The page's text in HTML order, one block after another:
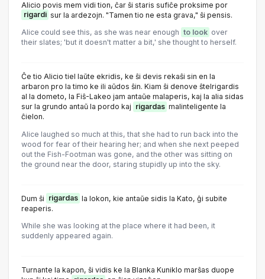
Alicio povis mem vidi tion, ĉar ŝi staris sufiĉe proksime por
rigardi sur la ardezojn. "Tamen tio ne esta grava," ŝi pensis.
Alice could see this, as she was near enough to look over
their slates; 'but it doesn't matter a bit,' she thought to herself.
Ĉe tio Alicio tiel laŭte ekridis, ke ŝi devis rekaŝi sin en la
arbaron pro la timo ke ili aŭdos ŝin. Kiam ŝi denove ŝtelrigardis
al la dometo, la Fiŝ-Lakeo jam antaŭe malaperis, kaj la alia sidas
sur la grundo antaŭ la pordo kaj rigardas malinteligente la
ĉielon.
Alice laughed so much at this, that she had to run back into the
wood for fear of their hearing her; and when she next peeped
out the Fish-Footman was gone, and the other was sitting on
the ground near the door, staring stupidly up into the sky.
Dum ŝi rigardas la lokon, kie antaŭe sidis la Kato, ĝi subite
reaperis.
While she was looking at the place where it had been, it
suddenly appeared again.
Turnante la kapon, ŝi vidis ke la Blanka Kuniklo marŝas duope